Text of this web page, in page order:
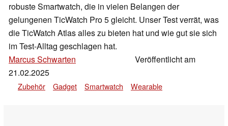
robuste Smartwatch, die in vielen Belangen der
gelungenen TicWatch Pro 5 gleicht. Unser Test verrät, was
die TicWatch Atlas alles zu bieten hat und wie gut sie sich
im Test-Alltag geschlagen hat.
Marcus Schwarten
Veröffentlicht am
21.02.2025
Zubehör Gadget Smartwatch Wearable